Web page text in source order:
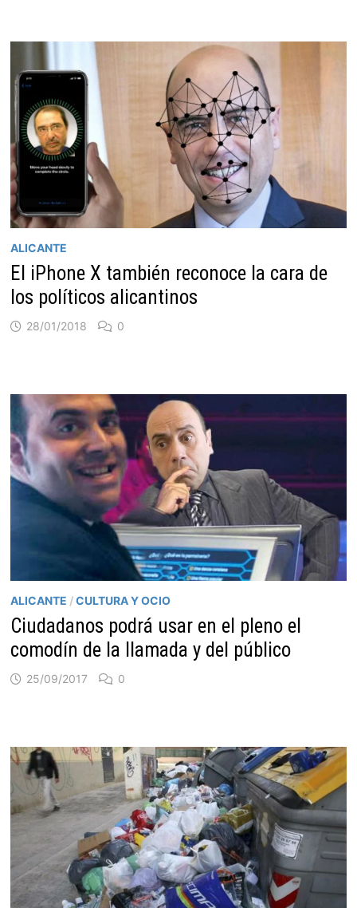
ALICANTE
El iPhone X también reconoce la cara de
los políticos alicantinos
28/01/2018 0
ALICANTE /CULTURA Y OCIO
Ciudadanos podrá usar en el pleno el
comodín de la llamada y del público
25/09/2017 0